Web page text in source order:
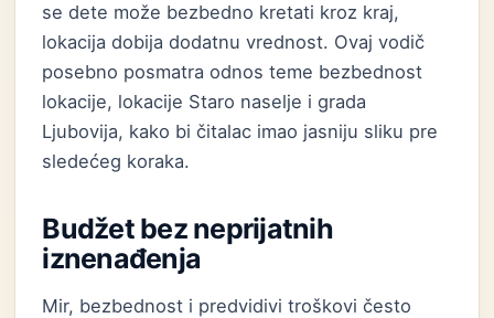
se dete može bezbedno kretati kroz kraj,
lokacija dobija dodatnu vrednost. Ovaj vodič
posebno posmatra odnos teme bezbednost
lokacije, lokacije Staro naselje i grada
Ljubovija, kako bi čitalac imao jasniju sliku pre
sledećeg koraka.
Budžet bez neprijatnih
iznenađenja
Mir, bezbednost i predvidivi troškovi često